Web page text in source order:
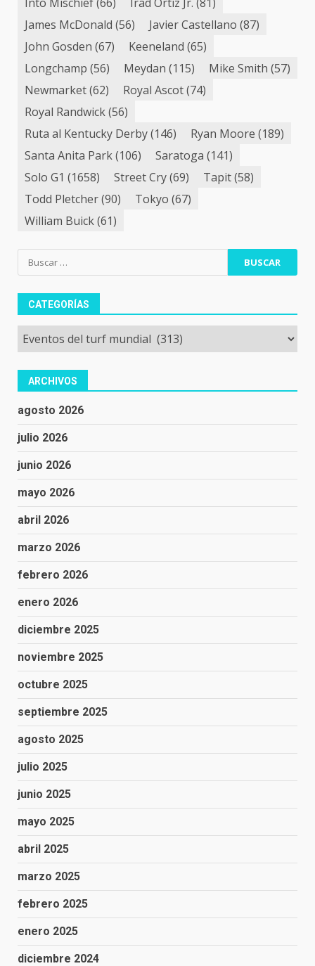
James McDonald (56) Javier Castellano (87)
John Gosden (67) Keeneland (65)
Longchamp (56) Meydan (115) Mike Smith (57)
Newmarket(62) Royal Ascot(74)
Royal Randwick(56)
Ruta al Kentucky Derby(146) Ryan Moore (189)
Santa Anita Park(106) Saratoga (141)
Solo G1 (1658) Street Cry(69) Tapit(58)
Todd Pletcher(90) Tokyo (67)
William Buick(61)
Buscar:
CATEGORÍAS
Categorías
ARCHIVOS
agosto 2026
julio 2026
junio 2026
mayo 2026
abril 2026
marzo 2026
febrero 2026
enero 2026
diciembre 2025
noviembre 2025
octubre 2025
septiembre 2025
agosto 2025
julio 2025
junio 2025
mayo 2025
abril 2025
marzo 2025
febrero 2025
enero 2025
diciembre 2024